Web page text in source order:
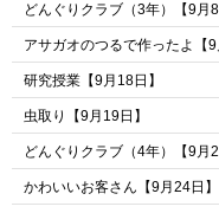
どんぐりクラブ（3年）【9月8
アサガオのつるで作ったよ【9
研究授業【9月18日】
虫取り【9月19日】
どんぐりクラブ（4年）【9月
かわいいお客さん【9月24日】